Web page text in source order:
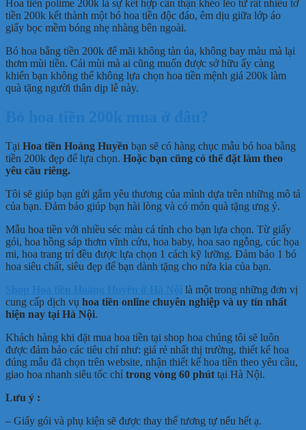
Hoa tiền polime 200k là sự kết hợp cẩn thận khéo léo từ rất nhiều tờ
tiền 200k kết thành một bó hoa tiền độc đáo, êm dịu giữa lớp áo
giấy bọc mềm bóng nhẹ nhàng bên ngoài.
Bó hoa bằng tiền 200k để mãi không tàn úa, không bay màu mà lại
thơm mùi tiền. Cái mùi mà ai cũng muốn được sở hữu ấy càng
khiến bạn không thể không lựa chọn hoa tiền mệnh giá 200k làm
quà tặng người thân dịp lễ này.
Tại Hoa tiền Hoàng Huyền bạn sẽ có hàng chục mẫu bó hoa bằng
tiền 200k đẹp để lựa chọn. Hoặc bạn cũng có thể đặt làm theo
yêu cầu riêng.
Tôi sẽ giúp bạn gửi gắm yêu thương của mình dựa trên những mô tả
của bạn. Đảm bảo giúp bạn hài lòng và có món quà tặng ưng ý.
Mẫu hoa tiền với nhiều séc màu cá tính cho bạn lựa chọn. Từ giấy
gói, hoa hồng sáp thơm vĩnh cửu, hoa baby, hoa sao ngỗng, cúc họa
mi, hoa trang trí đều được lựa chọn 1 cách kỹ lưỡng. Đảm bảo 1 bó
hoa siêu chất, siêu đẹp để bạn dành tặng cho nửa kia của bạn.
là một trong những đơn vị
cung cấp dịch vụ hoa tiền online chuyên nghiệp và uy tín nhất
hiện nay tại Hà Nội.
Khách hàng khi đặt mua hoa tiền tại shop hoa chúng tôi sẽ luôn
được đảm bảo các tiêu chí như: giá rẻ nhất thị trường, thiết kế hoa
đúng mẫu đã chọn trên website, nhận thiết kế hoa tiền theo yêu cầu,
giao hoa nhanh siêu tốc chỉ trong vòng 60 phút tại Hà Nội.
Lưu ý :
– Giấy gói và phụ kiện sẽ được thay thế tương tự nếu hết ạ.